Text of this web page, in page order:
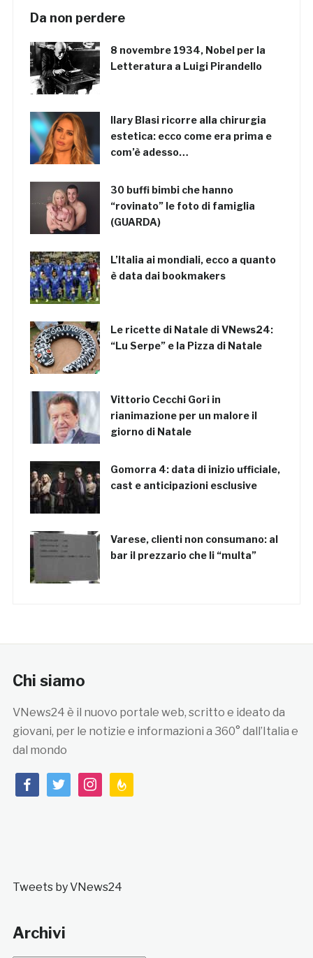
Da non perdere
8 novembre 1934, Nobel per la
Letteratura a Luigi Pirandello
Ilary Blasi ricorre alla chirurgia
estetica: ecco come era prima e
com’è adesso…
30 buffi bimbi che hanno
“rovinato” le foto di famiglia
(GUARDA)
L’Italia ai mondiali, ecco a quanto
è data dai bookmakers
Le ricette di Natale di VNews24:
“Lu Serpe” e la Pizza di Natale
Vittorio Cecchi Gori in
rianimazione per un malore il
giorno di Natale
Gomorra 4: data di inizio ufficiale,
cast e anticipazioni esclusive
Varese, clienti non consumano: al
bar il prezzario che li “multa”
Chi siamo
VNews24 è il nuovo portale web, scritto e ideato da
giovani, per le notizie e informazioni a 360° dall’Italia e
dal mondo
facebooktwitterinstagramfeedburner
Tweets by VNews24
Archivi